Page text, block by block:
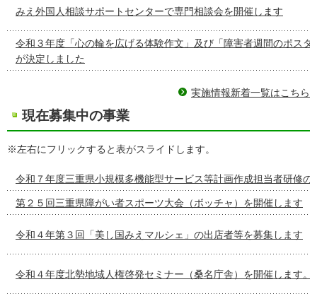
みえ外国人相談サポートセンターで専門相談会を開催します
令和３年度「心の輪を広げる体験作文」及び「障害者週間のポスタ
が決定しました
実施情報新着一覧はこちら
現在募集中の事業
※左右にフリックすると表がスライドします。
令和７年度三重県小規模多機能型サービス等計画作成担当者研修の
第２５回三重県障がい者スポーツ大会（ボッチャ）を開催します
令和４年第３回「美し国みえマルシェ」の出店者等を募集します
令和４年度北勢地域人権啓発セミナー（桑名庁舎）を開催します。